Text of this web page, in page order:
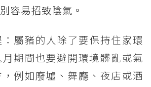
容易招致陰氣。
屬豬的人除了要保持住家環
期間也要避開環境髒亂或氣
例如廢墟、舞廳、夜店或酒